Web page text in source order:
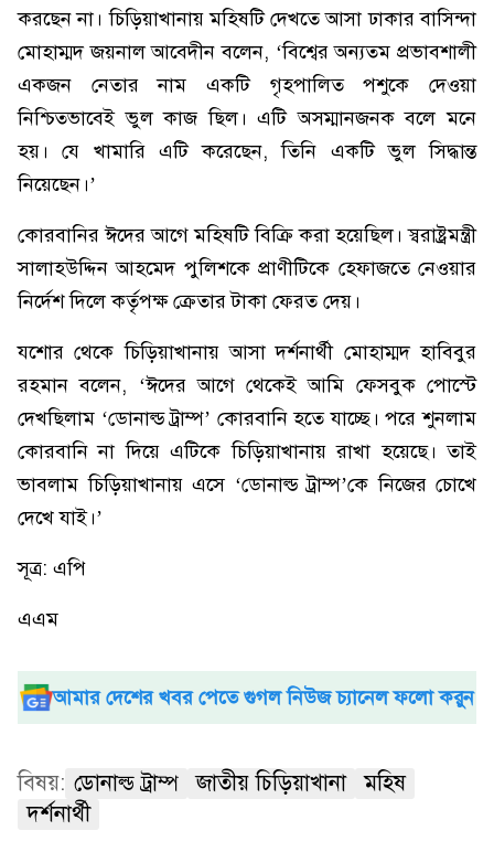
করছেন না। চিড়িয়াখানায় মহিষটি দেখতে আসা ঢাকার বাসিন্দা
মোহাম্মদ জয়নাল আবেদীন বলেন, ‘বিশ্বের অন্যতম প্রভাবশালী
একজন নেতার নাম একটি গৃহপালিত পশুকে দেওয়া
নিশ্চিতভাবেই ভুল কাজ ছিল। এটি অসম্মানজনক বলে মনে
হয়। যে খামারি এটি করেছেন, তিনি একটি ভুল সিদ্ধান্ত
নিয়েছেন।’
কোরবানির ঈদের আগে মহিষটি বিক্রি করা হয়েছিল। স্বরাষ্ট্রমন্ত্রী
সালাহউদ্দিন আহমেদ পুলিশকে প্রাণীটিকে হেফাজতে নেওয়ার
নির্দেশ দিলে কর্তৃপক্ষ ক্রেতার টাকা ফেরত দেয়।
যশোর থেকে চিড়িয়াখানায় আসা দর্শনার্থী মোহাম্মদ হাবিবুর
রহমান বলেন, ‘ঈদের আগে থেকেই আমি ফেসবুক পোস্টে
দেখছিলাম ‘ডোনাল্ড ট্রাম্প’ কোরবানি হতে যাচ্ছে। পরে শুনলাম
কোরবানি না দিয়ে এটিকে চিড়িয়াখানায় রাখা হয়েছে। তাই
ভাবলাম চিড়িয়াখানায় এসে ‘ডোনাল্ড ট্রাম্প’কে নিজের চোখে
দেখে যাই।’
সূত্র: এপি
এএম
আমার দেশের খবর পেতে গুগল নিউজ চ্যানেল ফলো করুন
বিষয়: ডোনাল্ড ট্রাম্প জাতীয় চিড়িয়াখানা
মহিষ
দর্শনার্থী